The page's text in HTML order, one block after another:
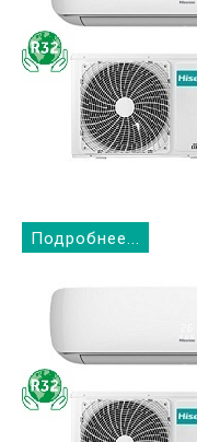
Подробнее...